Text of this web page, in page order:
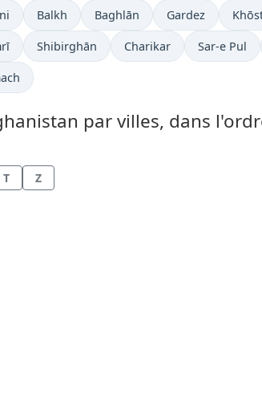
Balkh Baghlān Gardez
Shibirghān Charikar Sar-e Pul
par villes, dans
T Z